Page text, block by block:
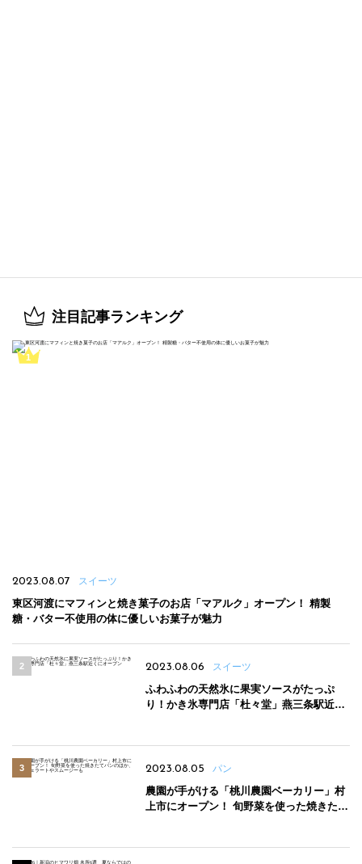
注目記事ランキング
2023.08.07 スイーツ
東区河渡にマフィンと焼き菓子のお店「マアルク」オープン！ 精製
糖・バター不使用の体に優しいお菓子が魅力
2023.08.06 スイーツ
ふわふわの天然氷に果実ソースがたっぷ
り！かき氷専門店「杜々堂」燕三条駅近く
2023.08.05 パン
農園が手がける「桃川農園ベーカリー」村
上市にオープン！ 旬野菜を使った焼きたて